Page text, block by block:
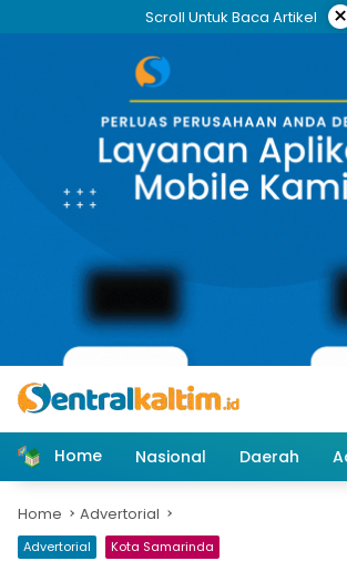
Scroll Untuk Baca Artikel ×
Home Nasional Daerah
Home Advertorial
Advertorial Kota Samarinda